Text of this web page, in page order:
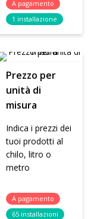
A pagamento
1 installazione
Prezzo per
unità di
misura
Indica i prezzi dei
tuoi prodotti al
chilo, litro o
metro
A pagamento
65 installazioni